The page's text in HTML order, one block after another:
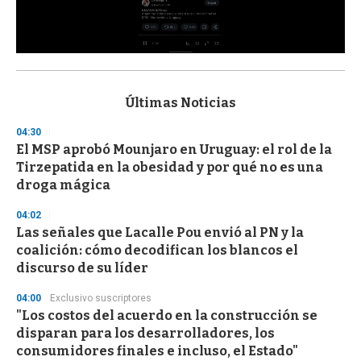
s
d
s
o
f
3
s
e
c
o
n
Últimas Noticias
04:30
El MSP aprobó Mounjaro en Uruguay: el rol de la
Tirzepatida en la obesidad y por qué no es una
droga mágica
04:02
Las señales que Lacalle Pou envió al PN y la
coalición: cómo decodifican los blancos el
discurso de su líder
04:00 Exclusivo suscriptores
"Los costos del acuerdo en la construcción se
disparan para los desarrolladores, los
consumidores finales e incluso, el Estado"